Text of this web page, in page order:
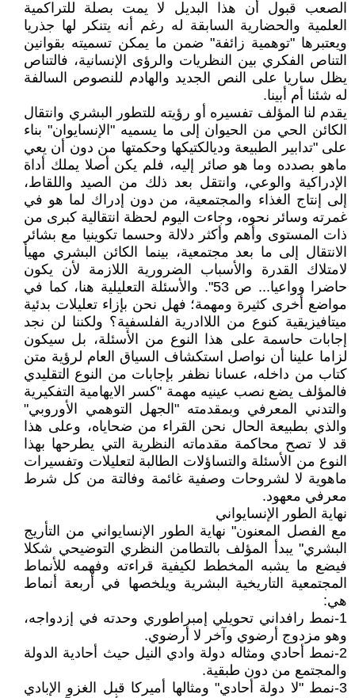
الصعب قبول أن هذا البديل لا يمت بصلة للتراكمية
العلمية والحضارية السابقة له رغم أنه يتنكر لها جذريا
ويعتبرها "توهمية زائفة" ضمن ما يمكن تسميته بقوانين
التناص الفكري بين النظريات والرؤى الإنسانية، فالتناص
يظل ساريا على النص الجديد والهادم للنصوص السالفة
له شئنا أم أبينا.
يقدم لنا المؤلف تفسيره أو رؤيته للتطور البشري وانتقال
الكائن الحي من الحيوان إلى ما يسميه "الإنسايوان" بناء
على "تدابير الطبيعة وديالكتيكها وحكمتها من دون أن يعي
ماهو بصدده وما هو صائر إليه، فلم يكن أصلا يملك أداة
الإدراكية والوعي، وانتقل بعد ذلك من الصيد واللقاط،
إلى إنتاج الغذاء والمجتمعية، من دون إدراك لما هو في
غمرته وسائر نحوه، وجاءت اليوم لحظة انتقالية كبرى من
ذات المستوى وأهم وأكثر دلالة وحسما تكوينيا مع بشائر
الانتقال إلى ما بعد مجتمعية، بينما الكائن البشري مهيأ
لامتلاك القدرة والأسباب الضرورية اللازمة لأن يكون
حاضرا وواعيا... ص 53". والأسئلة التعليلية هنا، كما في
مواضع أخرى كثيرة ومهمة؛ فهل نحن بإزاء تعليلات بدئية
ميتافيزيقية كنوع من اللاادرية الفلسفية؟ ولكننا لن نجد
إجابات حاسمة على هذا النوع من الأسئلة، بل سيكون
لزاما علينا أن نواصل استكشاف السياق العام لرؤية متن
كتاب من داخله، عسانا نظفر بإجابات من النوع التقليدي
فالمؤلف يضع نصب عينيه مهمة "كسر الايهامية التفكيرية
والتدني المعرفي وبمقدمته "الجهل التوهمي الأوروبي"
والذي بطبيعة الحال نحن القراء من ضحاياه، وعلى هذا
قد لا تصح محاكمة مقدماته النظرية التي يطرحها بهذا
النوع من الأسئلة والتساؤلات الطالبة لتعليلات وتفسيرات
ماهوية لا لشروحات وصفية غائمة وفالتة من كل شرط
معرفي معهود.
نهاية الطور الإنسايواني
مع الفصل المعنون" نهاية الطور الإنسايواني من التأريج
البشري" يبدأ المؤلف بالتطامن النظري التوضيحي شكلا
فيضع ما يشبه المخطط لكيفية قراءته وفهمه للأنماط
المجتمعية التاريخية البشرية ويلخصها في أربعة أنماط
هي:
1-نمط رافداني تحويلي إمبراطوري وحدته في إزدواجه،
وهو مزدوج أرضوي وآخر لا أرضوي.
2-نمط أحادي ومثاله دولة وادي النيل حيث أحادية الدولة
والمجتمع من دون طبقية.
3-نمط "لا دولة أحادي" ومثالها أميركا قبل الغزو الإبادي